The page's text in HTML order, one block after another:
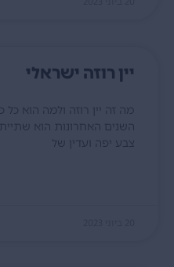
יין רוזה ישראלי
מה זה יין רוזה ולמה הוא
השנים האחרונות הוא
צבע יפה ועדין של